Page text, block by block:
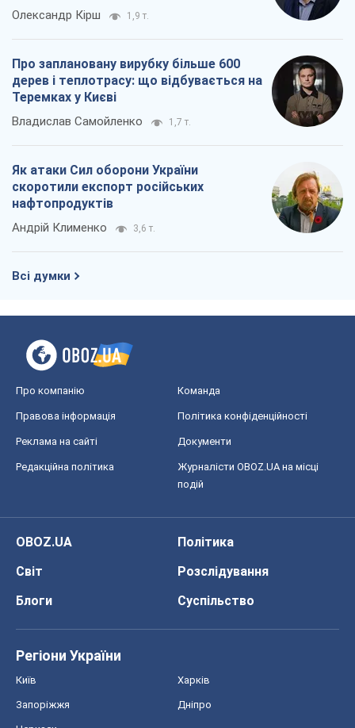
Олександр Кірш 1,9 т.
Про заплановану вирубку більше 600
дерев і теплотрасу: що відбувається на
Теремках у Києві
Владислав Самойленко 1,7 т.
Як атаки Сил оборони України
скоротили експорт російських
нафтопродуктів
Андрій Клименко 3,6 т.
Всі думки
Про компанію Команда
Правова інформація Політика конфіденційності
Реклама на сайті Документи
Редакційна політика
Журналісти OBOZ.UA на місці
подій
OBOZ.UA
Політика
Світ
Розслідування
Блоги
Суспільство
Регіони України
Київ Харків
Запоріжжя Дніпро